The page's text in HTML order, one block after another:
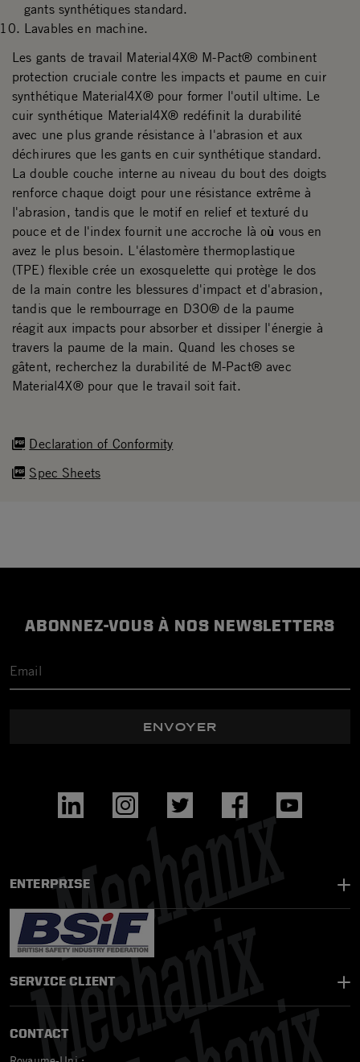
gants synthétiques standard.
Lavables en machine.
Declaration of Conformity
Spec Sheets
Les gants de travail Material4X® M-Pact® combinent
protection cruciale contre les impacts et paume en cuir
synthétique Material4X® pour former l'outil ultime. Le
cuir synthétique Material4X® redéfinit la durabilité
avec une plus grande résistance à l'abrasion et aux
déchirures que les gants en cuir synthétique standard.
La double couche interne au niveau du bout des doigts
renforce chaque doigt pour une résistance extrême à
l'abrasion, tandis que le motif en relief et texturé du
pouce et de l'index fournit une accroche là où vous en
avez le plus besoin. L'élastomère thermoplastique
(TPE) flexible crée un exosquelette qui protège le dos
de la main contre les blessures d'impact et d'abrasion,
tandis que le rembourrage en D3O® de la paume
réagit aux impacts pour absorber et dissiper l'énergie à
travers la paume de la main. Quand les choses se
gâtent, recherchez la durabilité de M-Pact® avec
Material4X® pour que le travail soit fait.
ABONNEZ-VOUS À NOS NEWSLETTERS
ENVOYER
ENTERPRISE
SERVICE CLIENT
CONTACT